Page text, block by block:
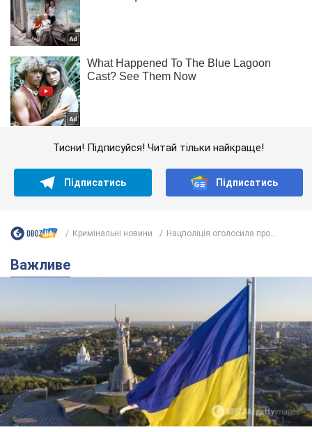
Тисни! Підписуйся! Читай тільки найкраще!
Підписатись Підписатись
Кримінальні новини Нацполіція оголосила про...
Важливе